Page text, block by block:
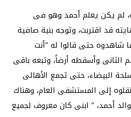
لم يكن يعلم أحمد وهو فى
قد اقتربت، وتوجه بنية صافية
شاهدوه حتى قالوا له “أنت
الثانى وأسقطه أرضاً، وتبعه باقى
البيضاء، حتى تجمع الأهالى
إلى المستشفى العام، وهناك
أحمد، ” ابنى كان معروف لجميع